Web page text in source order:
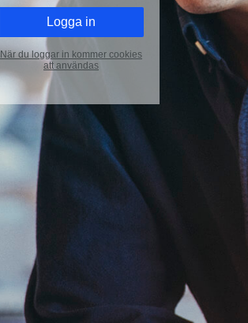
När du loggar in kommer cookies
att användas